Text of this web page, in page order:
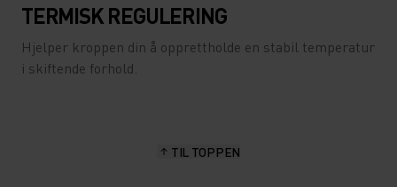
TERMISK REGULERING
Hjelper kroppen din å opprettholde en stabil temperatur
i skiftende forhold.
TIL TOPPEN